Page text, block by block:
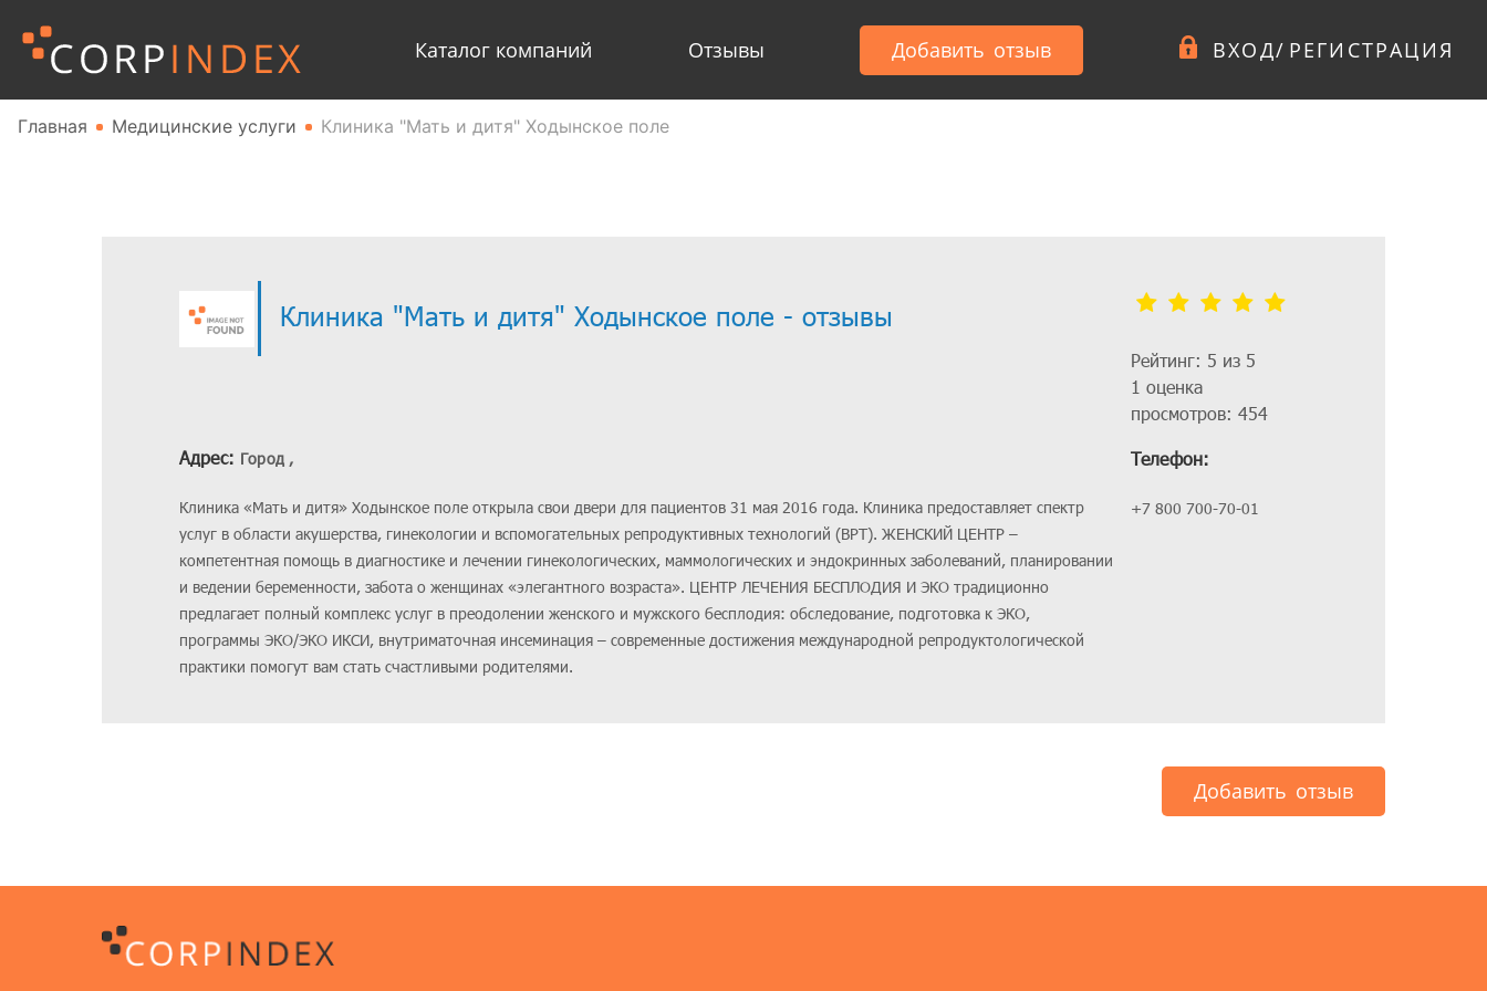
Каталог компаний Отзывы Добавить отзыв ВХОД/ РЕГИСТРАЦИЯ
Главная Медицинские услуги Клиника "Мать и дитя" Ходынское поле
Клиника "Мать и дитя" Ходынское поле - отзывы
Адрес: Город ,
Клиника «Мать и дитя» Ходынское поле открыла свои двери для пациентов 31 мая 2016 года. Клиника предоставляет спектр
услуг в области акушерства, гинекологии и вспомогательных репродуктивных технологий (ВРТ). ЖЕНСКИЙ ЦЕНТР –
компетентная помощь в диагностике и лечении гинекологических, маммологических и эндокринных заболеваний, планировании
и ведении беременности, забота о женщинах «элегантного возраста». ЦЕНТР ЛЕЧЕНИЯ БЕСПЛОДИЯ И ЭКО традиционно
предлагает полный комплекс услуг в преодолении женского и мужского бесплодия: обследование, подготовка к ЭКО,
программы ЭКО/ЭКО ИКСИ, внутриматочная инсеминация – современные достижения международной репродуктологической
практики помогут вам стать счастливыми родителями.
Рейтинг: 5 из 5
1 оценка
просмотров: 454
Телефон:
+7 800 700-70-01
Добавить отзыв